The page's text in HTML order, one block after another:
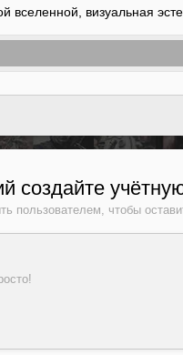
визуальная
создайте
пользователем, чтобы